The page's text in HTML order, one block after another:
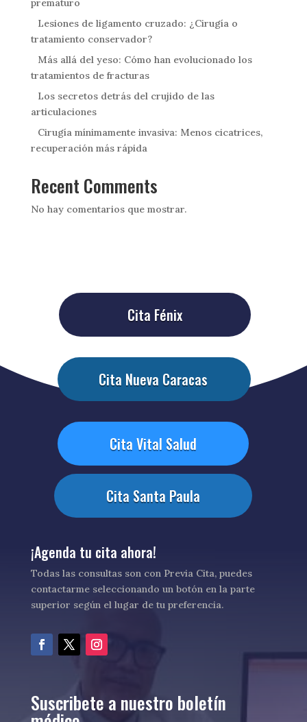
prematuro
Lesiones de ligamento cruzado: ¿Cirugía o
tratamiento conservador?
Más allá del yeso: Cómo han evolucionado los
tratamientos de fracturas
Los secretos detrás del crujido de las
articulaciones
Cirugía mínimamente invasiva: Menos cicatrices,
recuperación más rápida
Recent Comments
No hay comentarios que mostrar.
Cita Fénix
Cita Nueva Caracas
Cita Vital Salud
Cita Santa Paula
¡Agenda tu cita ahora!
Todas las consultas son con Previa Cita, puedes
contactarme seleccionando un botón en la parte
superior según el lugar de tu preferencia.
Suscribete a nuestro boletín